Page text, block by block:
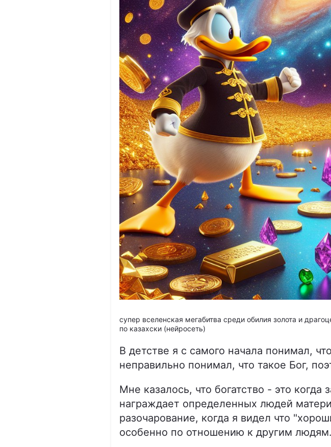
супер вселенская мегабитва среди обилия золота и
по казахски (нейросеть)
В детстве я с самого начала понимал,
неправильно понимал, что такое Бог,
Мне казалось, что богатство - это
награждает определенных людей
разочарование, когда я видел что
особенно по отношению к другим людям.